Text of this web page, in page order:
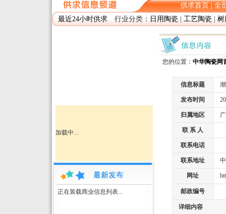
供求首页|全
最近24小时供求行业分类： 日用陶瓷| 工艺陶瓷| 树
加载中...
正在装载商业信息列表...
您的位置： 中华陶瓷网
信息标题 潮
发布时间
归属地区 广
联 系 人
联系电话
联系地址 中
网址
邮政编号
详细内容